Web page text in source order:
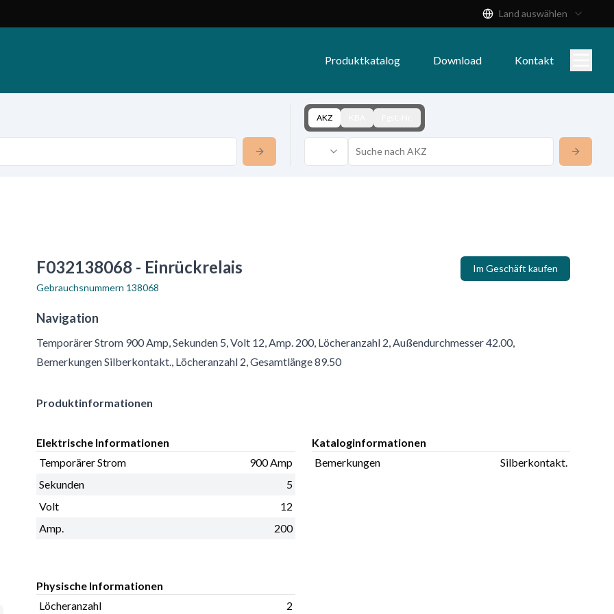
Land auswählen
Produktkatalog Download Kontakt
AKZ
F032138068 - Einrückrelais
Im Geschäft kaufen
Gebrauchsnummern 138068
Navigation
Temporärer Strom 900 Amp, Sekunden 5, Volt 12, Amp. 200, Löcheranzahl 2, Außendurchmesser 42.00,
Bemerkungen Silberkontakt., Löcheranzahl 2, Gesamtlänge 89.50
Produktinformationen
Elektrische Informationen
Temporärer Strom
900 Amp
Sekunden
5
Volt
12
Amp.
200
Kataloginformationen
Bemerkungen
Silberkontakt.
Physische Informationen
Löcheranzahl
2